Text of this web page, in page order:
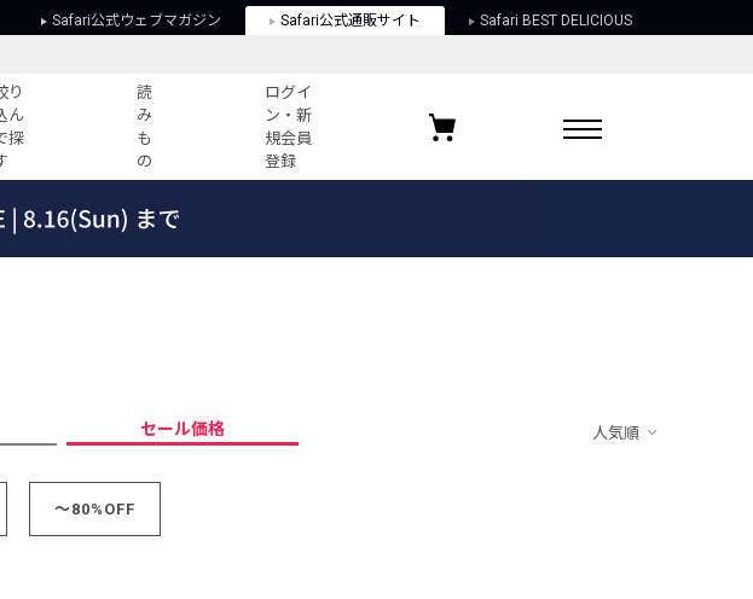
Safari公式ウェブマガジン Safari公式通販サイト Safari BEST DELICIOUS
り
ん
探
読
み
も
の
ログイ
ン・新
規会員
登録
プライバシーポリシー
お気に入りブランド
セール価格 人気順
～80%OFF